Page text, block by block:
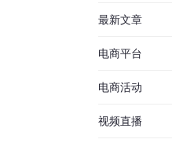
最新文章
电商平台
电商活动
视频直播